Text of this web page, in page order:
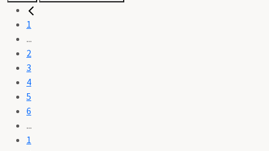
1
...
2
3
4
5
6
...
1